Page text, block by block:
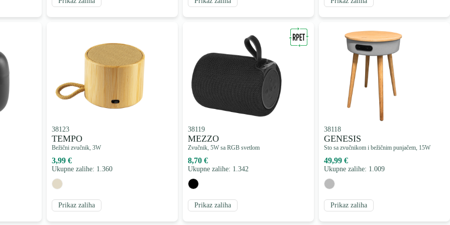
38123
TEMPO
Bežični zvučnik, 3W
3,99 €
Ukupne zalihe: 1.360
Prikaz zaliha
38119
MEZZO
Zvučnik, 5W sa RGB svetlom
8,70 €
Ukupne zalihe: 1.342
Prikaz zaliha
38118
GENESIS
Sto sa zvučnikom i bežičnim punjačem, 15W
49,99 €
Ukupne zalihe: 1.009
Prikaz zaliha